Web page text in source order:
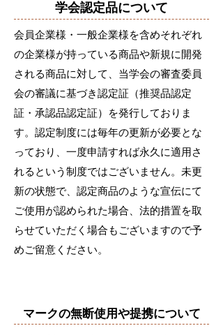
学会認定品について
会員企業様・一般企業様を含めそれぞれ
の企業様が持っている商品や新規に開発
される商品に対して、当学会の審査委員
会の審議に基づき認定証（推奨品認定
証・承認品認定証）を発行しておりま
す。認定制度には毎年の更新が必要とな
っており、一度申請すれば永久に適用さ
れるという制度ではございません。未更
新の状態で、認定商品のような宣伝にて
ご使用が認められた場合、法的措置を取
らせていただく場合もございますので予
めご留意ください。
マークの無断使用や提携について